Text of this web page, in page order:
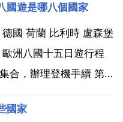
積最大的，有2586平
國 的美譽...
國遊是哪八個國家
國 荷蘭 比利時 盧森堡
洲八國十五日遊行程
合，辦理登機手續 第
往威尼斯 第五天前公
國家